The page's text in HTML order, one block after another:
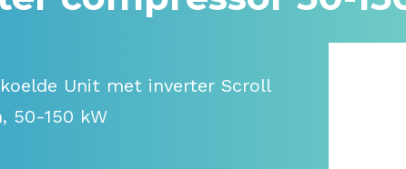
Unit met inverter Scroll
50-150 kW